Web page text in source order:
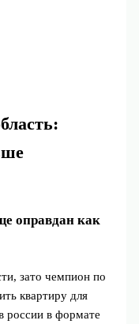
оправдан как
зато чемпион по
квартиру для
россии в формате